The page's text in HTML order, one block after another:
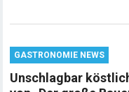
GASTRONOMIE NEWS
Unschlagbar